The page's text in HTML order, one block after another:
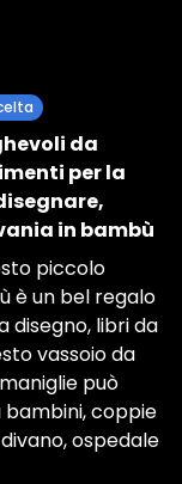
da
per la
in bambù
piccolo
è un bel regalo
disegno, libri da
vassoio da
può
coppie
ospedale